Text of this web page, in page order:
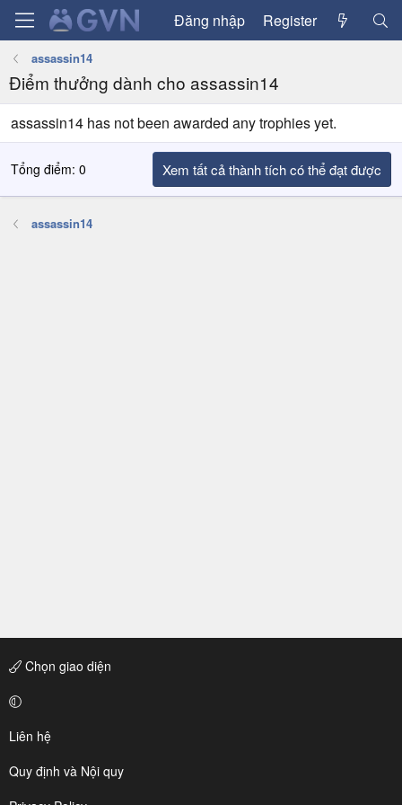
Đăng nhập Register
assassin14
Điểm thưởng dành cho assassin14
assassin14 has not been awarded any trophies yet.
Tổng điểm: 0 Xem tất cả thành tích có thể đạt được
assassin14
Chọn giao diện
Liên hệ
Quy định và Nội quy